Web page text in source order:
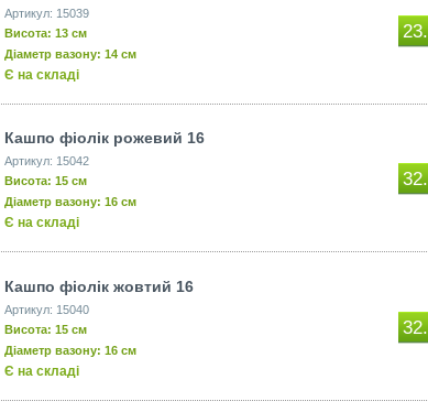
Артикул: 15039
Висота: 13 см
Діаметр вазону: 14 см
Є на складі
Кашпо фіолік рожевий 16
Артикул: 15042
Висота: 15 см
Діаметр вазону: 16 см
Є на складі
Кашпо фіолік жовтий 16
Артикул: 15040
Висота: 15 см
Діаметр вазону: 16 см
Є на складі